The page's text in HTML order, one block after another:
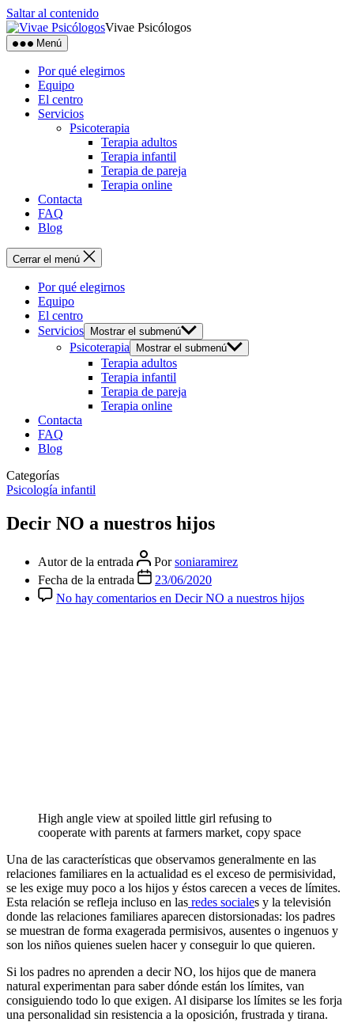
Saltar al contenido
Vivae Psicólogos
Menú
Por qué elegirnos
Equipo
El centro
Servicios
Psicoterapia
Terapia adultos
Terapia infantil
Terapia de pareja
Terapia online
Contacta
FAQ
Blog
Cerrar el menú
Por qué elegirnos
Equipo
El centro
Servicios
Mostrar el submenú
Psicoterapia Mostrar el submenú
Terapia adultos
Terapia infantil
Terapia de pareja
Terapia online
Contacta
FAQ
Blog
Categorías
Psicología infantil
Decir NO a nuestros hijos
Autor de la entrada Porsoniaramirez
Fecha de la entrada
23/06/2020
No hay comentarios en Decir NO a nuestros hijos
High angle view at spoiled little girl refusing to
cooperate with parents at farmers market, copy space
Una de las características que observamos generalmente en las
relaciones familiares en la actualidad es el exceso de permisividad,
se les exige muy poco a los hijos y éstos carecen a veces de límites.
Esta relación se refleja incluso en las redes sociales y la televisión
donde las relaciones familiares aparecen distorsionadas: los padres
se muestran de forma exagerada permisivos, ausentes o ingenuos y
son los niños quienes suelen hacer y conseguir lo que quieren.
Si los padres no aprenden a decir NO, los hijos que de manera
natural experimentan para saber dónde están los límites, van
consiguiendo todo lo que exigen. Al disiparse los límites se les forja
una personalidad sin resistencia a la oposición, frustrada y tirana.